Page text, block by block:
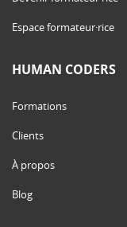
Espace formateur·rice
HUMAN CODERS
Formations
Clients
À propos
Blog